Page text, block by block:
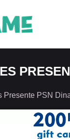
Presente PSN